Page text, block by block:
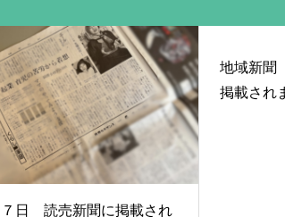
７日 読売新聞に掲載され
地域新聞
掲載され